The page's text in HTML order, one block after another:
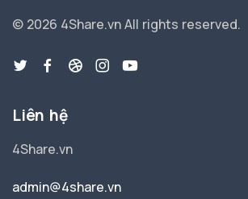
© 2026 4Share.vnAll rights reserved.
Liên hệ
4Share.vn
admin@4share.vn